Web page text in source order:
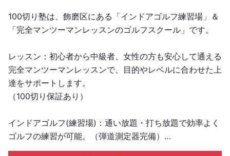
100切り塾は、飾磨区にある「インドアゴルフ練習場」＆
「完全マンツーマンレッスンのゴルフスクール」です。
レッスン：初心者から中級者、女性の方も安心して通える
完全マンツーマンレッスンで、目的やレベルに合わせた上
達をサポートします。
（100切り保証あり）
インドアゴルフ(練習場)：通い放題・打ち放題で効率よく
ゴルフの練習が可能。（弾道測定器完備）